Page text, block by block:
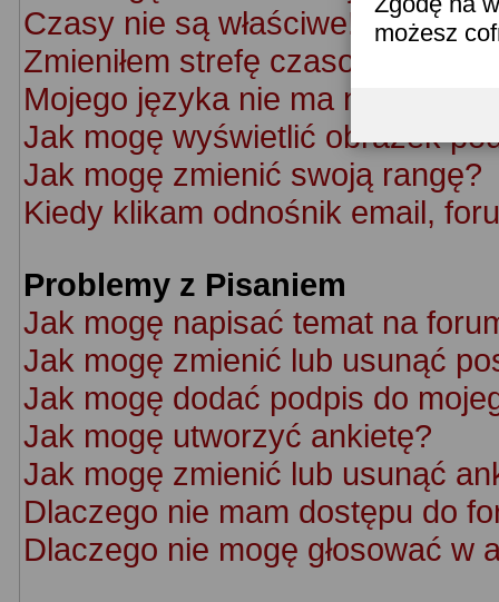
możesz
Czasy nie są właściwe!
Zmieniłem strefę czasową ale
Mojego języka nie ma na liście!
Jak mogę wyświetlić obrazek
Jak mogę zmienić swoją rangę?
Kiedy klikam odnośnik email,
Problemy z Pisaniem
Jak mogę napisać temat na
Jak mogę zmienić lub usunąć
Jak mogę dodać podpis do
Jak mogę utworzyć ankietę?
Jak mogę zmienić lub usunąć
Dlaczego nie mam dostępu do
Dlaczego nie mogę głosować w